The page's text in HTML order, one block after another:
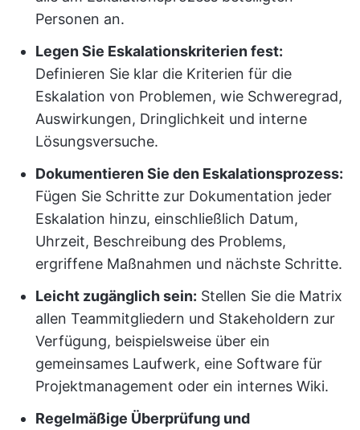
Personen an.
Legen Sie Eskalationskriterien fest:
Definieren Sie klar die Kriterien für die
Eskalation von Problemen, wie Schweregrad,
Auswirkungen, Dringlichkeit und interne
Lösungsversuche.
Dokumentieren Sie den Eskalationsprozess:
Fügen Sie Schritte zur Dokumentation jeder
Eskalation hinzu, einschließlich Datum,
Uhrzeit, Beschreibung des Problems,
ergriffene Maßnahmen und nächste Schritte.
Leicht zugänglich sein: Stellen Sie die Matrix
allen Teammitgliedern und Stakeholdern zur
Verfügung, beispielsweise über ein
gemeinsames Laufwerk, eine Software für
Projektmanagement oder ein internes Wiki.
Regelmäßige Überprüfung und